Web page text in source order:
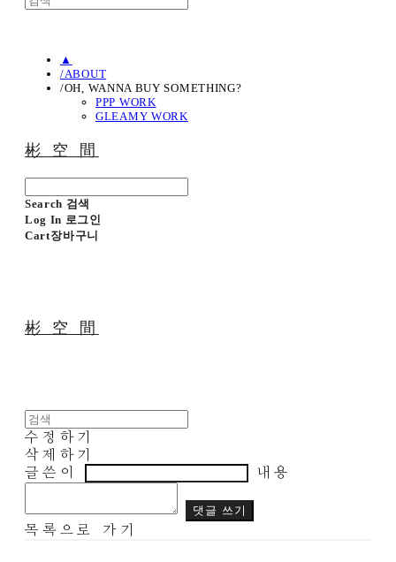
▲
/ABOUT
/OH, WANNA BUY SOMETHING?
PPP WORK
GLEAMY WORK
彬 空 間
Search 검색
Log In 로그인
Cart장바구니
彬 空 間
수정하기
삭제하기
글쓴이
내용
댓글 쓰기
목록으로 가기